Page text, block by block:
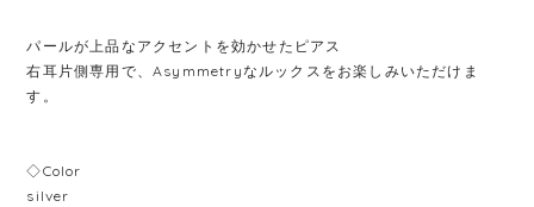
パールが上品なアクセントを効かせたピアス
右耳片側専用で、Asymmetryなルックスをお楽しみいただけま
す。
◇Color
silver